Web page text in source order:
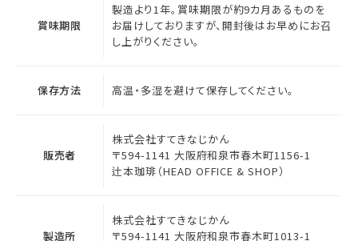
賞味期限
製造より1年。賞味期限が約9カ月あるものを
お届けしておりますが、開封後はお早めにお召
し上がりください。
保存方法 高温・多湿を避けて保存してください。
販売者
株式会社すてきなじかん
〒594-1141 大阪府和泉市春木町1156-1
辻本珈琲（HEAD OFFICE & SHOP）
製造所
株式会社すてきなじかん
〒594-1141 大阪府和泉市春木町1013-1